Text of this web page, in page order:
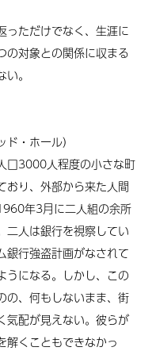
っただけでなく、生涯に
の対象との関係に収まる
。
・ホール）
口3000人程度の小さな町
おり、外部から来た人間
年3月に二人組の余所
二人は銀行を視察してい
銀行強盗計画がなされて
うになる。しかし、この
の、何もしないまま、街
気配が見えない。彼らが
解くこともできなかっ